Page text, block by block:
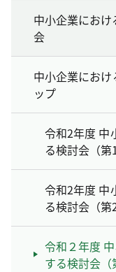
中小企業にお
会
中小企業にお
ップ
令和2年度 中
る検討会（第
令和2年度 中
る検討会（第
令和２年度
する検討会（